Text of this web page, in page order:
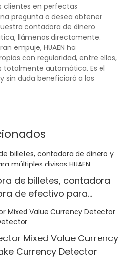
clientes en perfectas
pregunta o desea obtener
contadora de dinero
llámenos directamente.
empuje, HUAEN ha
con regularidad, entre ellos,
totalmente automática. Es el
sin duda beneficiará a los
de billetes, contadora
de efectivo para
Mixed Value Currency
Currency Detector